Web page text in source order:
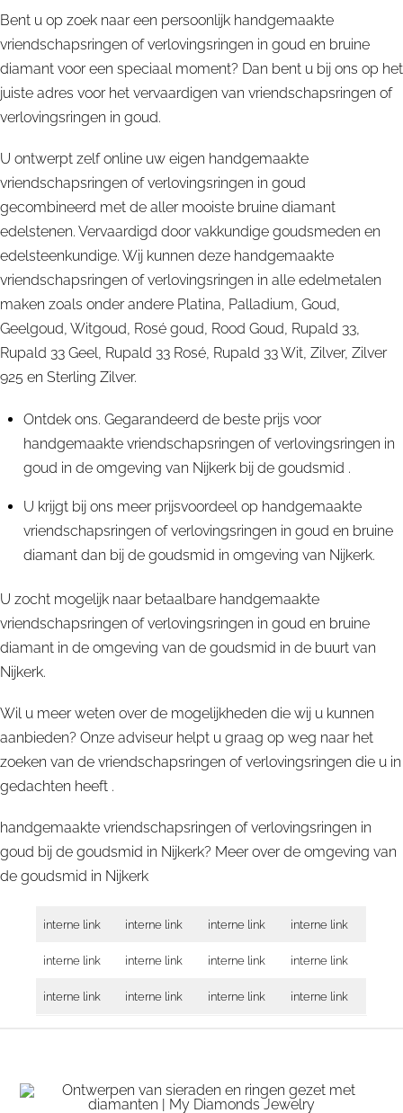
Bent u op zoek naar een persoonlijk handgemaakte
vriendschapsringen of verlovingsringen in goud en bruine
diamant voor een speciaal moment? Dan bent u bij ons op het
juiste adres voor het vervaardigen van vriendschapsringen of
verlovingsringen in goud.
U ontwerpt zelf online uw eigen handgemaakte
vriendschapsringen of verlovingsringen in goud
gecombineerd met de aller mooiste bruine diamant
edelstenen. Vervaardigd door vakkundige goudsmeden en
edelsteenkundige. Wij kunnen deze handgemaakte
vriendschapsringen of verlovingsringen in alle edelmetalen
maken zoals onder andere Platina, Palladium, Goud,
Geelgoud, Witgoud, Rosé goud, Rood Goud, Rupald 33,
Rupald 33 Geel, Rupald 33 Rosé, Rupald 33 Wit, Zilver, Zilver
925 en Sterling Zilver.
Ontdek ons. Gegarandeerd de beste prijs voor
handgemaakte vriendschapsringen of verlovingsringen in
goud in de omgeving van Nijkerk bij de goudsmid .
U krijgt bij ons meer prijsvoordeel op handgemaakte
vriendschapsringen of verlovingsringen in goud en bruine
diamant dan bij de goudsmid in omgeving van Nijkerk.
U zocht mogelijk naar betaalbare handgemaakte
vriendschapsringen of verlovingsringen in goud en bruine
diamant in de omgeving van de goudsmid in de buurt van
Nijkerk.
Wil u meer weten over de mogelijkheden die wij u kunnen
aanbieden? Onze adviseur helpt u graag op weg naar het
zoeken van de vriendschapsringen of verlovingsringen die u in
gedachten heeft .
handgemaakte vriendschapsringen of verlovingsringen in
goud bij de goudsmid in Nijkerk? Meer over de omgeving van
de goudsmid in Nijkerk
interne link interne link interne link interne link
interne link interne link interne link interne link
interne link interne link interne link interne link